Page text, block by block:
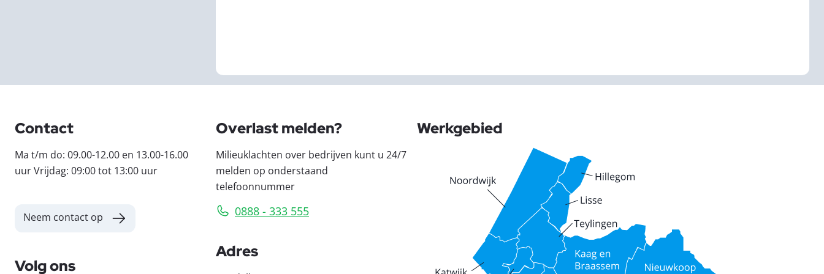
Contact
Ma t/m do: 09.00-12.00 en 13.00-16.00
uur Vrijdag: 09:00 tot 13:00 uur
Neem contact op
Volg ons
Overlast melden?
Milieuklachten over bedrijven kunt u 24/7
melden op onderstaand
telefoonnummer
0888 - 333 555
Adres
Werkgebied